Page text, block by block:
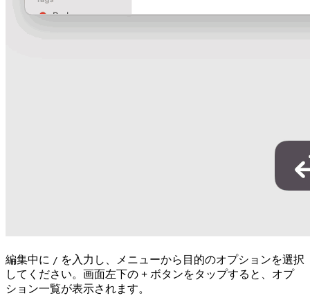
編集中に / を入力し、メニューから目的のオプションを選択
してください。画面左下の + ボタンをタップすると、オプ
ション一覧が表示されます。